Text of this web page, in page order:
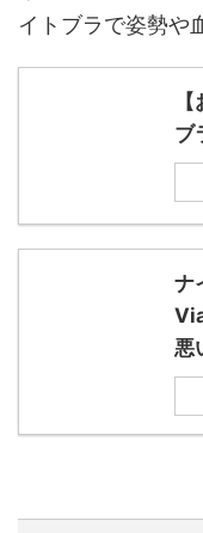
イトブラで姿勢や
ブ
ナ
悪